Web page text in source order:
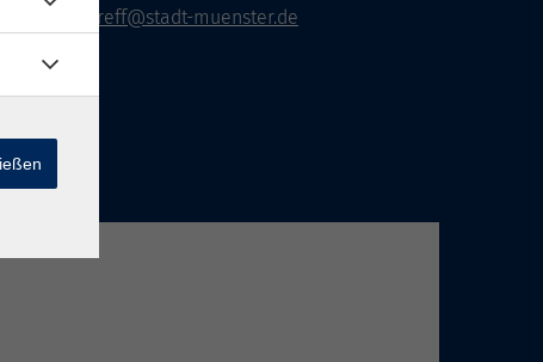
vhs-infotreff@stadt-muenster.de